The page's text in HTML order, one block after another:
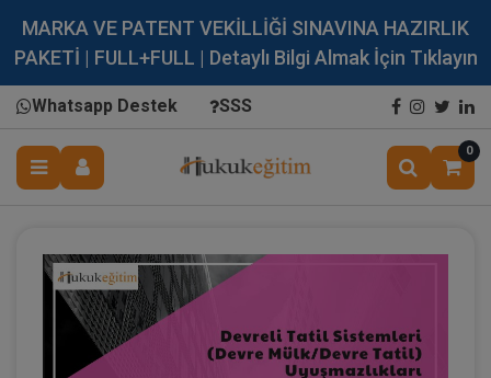
MARKA VE PATENT VEKİLLİĞİ SINAVINA HAZIRLIK
PAKETİ | FULL+FULL | Detaylı Bilgi Almak İçin Tıklayın
Whatsapp Destek SSS
0